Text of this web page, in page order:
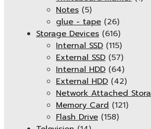
Notes (5)
glue - tape (26)
Storage Devices (616)
Internal SSD (115)
External SSD (57)
Internal HDD (64)
External HDD (42)
Network Attached
Memory Card (121)
Flash Drive (158)